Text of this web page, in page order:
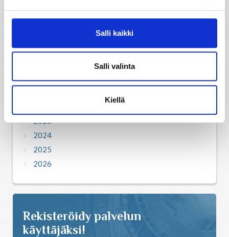
Salli kaikki
Salli valinta
Kiellä
2016
2018
2020
2023
2024
2025
2026
Rekisteröidy palvelun
käyttäjäksi!